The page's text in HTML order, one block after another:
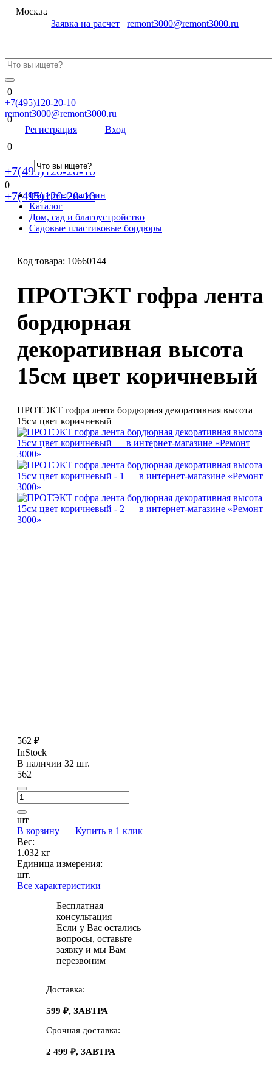
Москва
Заявка на расчет
remont3000@remont3000.ru
0
0
0
+7(495)120-20-10
+7(495)120-20-10
remont3000@remont3000.ru
Меню
Регистрация Вход
0
+7(495)120-20-10
Интернет-магазин
Каталог
Дом, сад и благоустройство
Садовые пластиковые бордюры
Код товара: 10660144
ПРОТЭКТ гофра лента
бордюрная
декоративная высота
15см цвет коричневый
ПРОТЭКТ гофра лента бордюрная декоративная высота
15см цвет коричневый
562 ₽
InStock
В наличии 32 шт.
562
шт
В корзину
Купить в 1 клик
Вес:
1.032 кг
Единица измерения:
шт.
Все характеристики
Бесплатная
консультация
Если у Вас остались
вопросы, оставьте
заявку и мы Вам
перезвоним
Доставка:
599 ₽, ЗАВТРА
Срочная доставка:
2 499 ₽, ЗАВТРА